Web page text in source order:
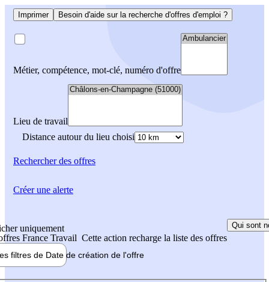
Imprimer Besoin d'aide sur la recherche d'offres d'emploi ?
Métier, compétence, mot-clé, numéro d'offre
Lieu de travail
Distance autour du lieu choisi
Rechercherdes offres
uniquement
France Travail Cette action recharge la liste des offres
Qui sont
filtres de Date de création de l'offre
Créer une alerte